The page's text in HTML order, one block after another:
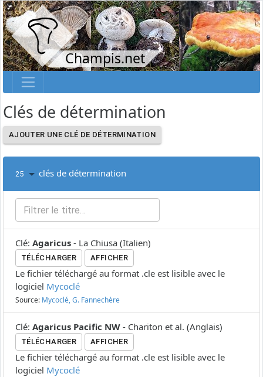
Champis.net
Clés de détermination
AJOUTER UNE CLÉ DE DÉTERMINATION
25 clés de détermination
Clé: Agaricus - La Chiusa (Italien)
TÉLÉCHARGER AFFICHER
Le fichier téléchargé au format .cle est lisible avec le
logiciel Mycoclé
Source: Mycoclé, G. Fannechère
Clé: Agaricus Pacific NW - Chariton et al. (Anglais)
TÉLÉCHARGER AFFICHER
Le fichier téléchargé au format .cle est lisible avec le
logiciel Mycoclé